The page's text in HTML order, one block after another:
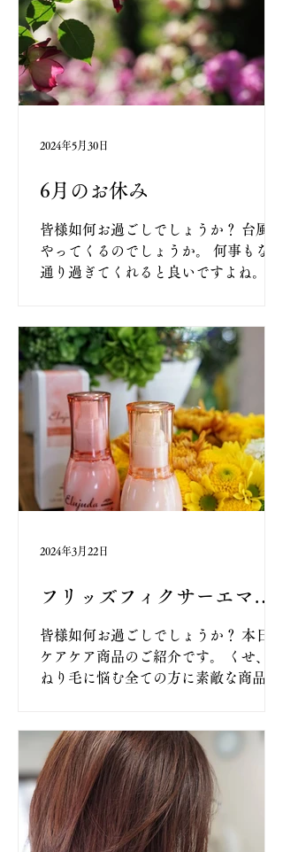
6月のお休み
皆様如何お過ごしでしょうか？ 台風が
やってくるのでしょうか。 何事もなく
通り過ぎてくれると良いですよね。 6
せて頂きます。 宜しくお願い致します
m(_ _)m
2024年5月30日
フリッズフィクサーエマル
ジョン新登場
皆様如何お過ごしでしょうか？ 本日は
ケアケア商品のご紹介です。 くせ、う
ねり毛に悩む全ての方に素敵な商品が
り持続の効果 夜のまとまりが朝まで持
続 ３. 継続使用の効果...
2024年3月22日